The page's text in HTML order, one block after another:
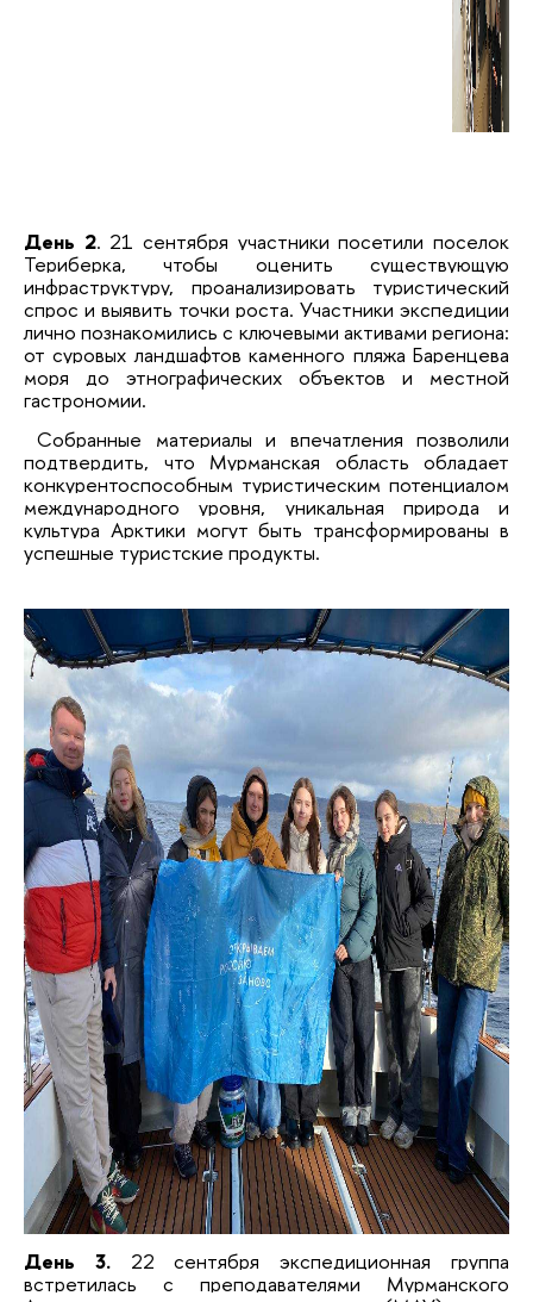
День 2. 21 сентября участники посетили поселок
Териберка, чтобы оценить существующую
инфраструктуру, проанализировать туристический
спрос и выявить точки роста. Участники экспедиции
лично познакомились с ключевыми активами региона:
от суровых ландшафтов каменного пляжа Баренцева
моря до этнографических объектов и местной
гастрономии.
Собранные материалы и впечатления позволили
подтвердить, что Мурманская область обладает
конкурентоспособным туристическим потенциалом
международного уровня, уникальная природа и
культура Арктики могут быть трансформированы в
успешные туристские продукты.
День 3.
22 сентября экспедиционная группа
встретилась с преподавателями Мурманского